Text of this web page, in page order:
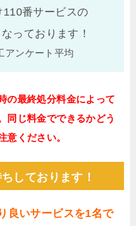
番サービスの
っております！
ンケート平均
の最終処分料金によって
同じ料金でできるかどう
意ください。
しております！
良いサービスを1名で